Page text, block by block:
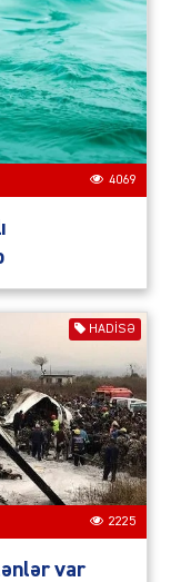
4069
HADISƏ
2225
var